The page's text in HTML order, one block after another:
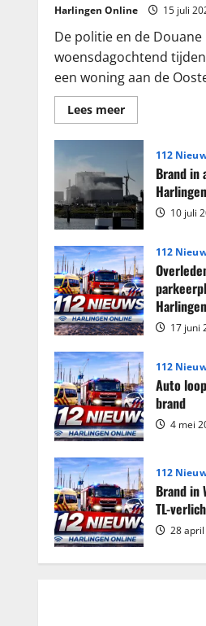
Harlingen Online 15 juli
De politie en de Douane
woensdagochtend
een woning aan de
Lees meerLees
meer
Grote
sigaretten
en
tabak
in
beslag
genomen
in
woning
Harlingen
112
Brand in
10 juli
112
Harlingen
17 juni
112
Auto
brand
4 mei
112
Brand in
TL-
28